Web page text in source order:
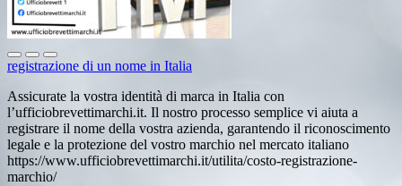
registrazione di un nome in Italia
Assicurate la vostra identità di marca in Italia con
l’ufficiobrevettimarchi.it. Il nostro processo semplice vi aiuta a
registrare il nome della vostra azienda, garantendo il riconoscimento
legale e la protezione del vostro marchio nel mercato italiano
https://www.ufficiobrevettimarchi.it/utilita/costo-registrazione-
marchio/